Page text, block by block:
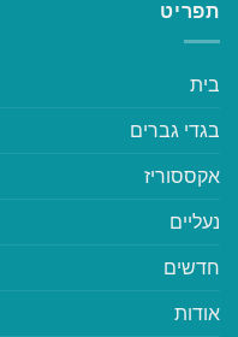
תפריט
בית
בגדי גברים
אקססוריז
נעליים
חדשים
אודות